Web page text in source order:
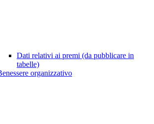
Dati relativi ai premi (da pubblicare in
tabelle)
organizzativo